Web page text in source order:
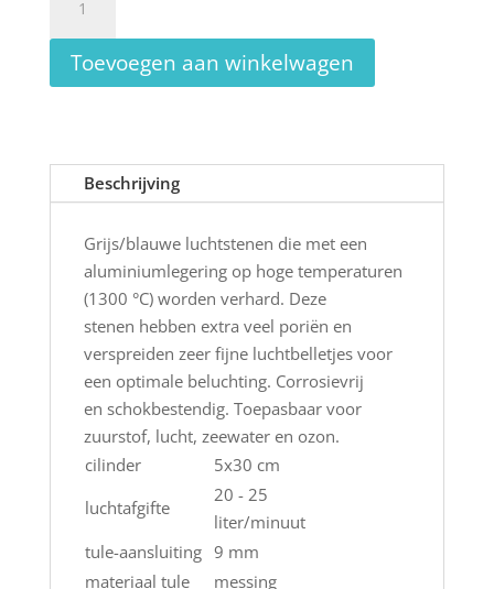
cilinder
5x30
Toevoegen aan winkelwagen
Beschrijving
Grijs/blauwe luchtstenen die met een
aluminiumlegering op hoge temperaturen
(1300 °C) worden verhard. Deze
stenen hebben extra veel poriën en
verspreiden zeer fijne luchtbelletjes voor
een optimale beluchting. Corrosievrij
en schokbestendig. Toepasbaar voor
zuurstof, lucht, zeewater en ozon.
cilinder
5x30 cm
luchtafgifte
20 - 25
liter/minuut
tule-aansluiting 9 mm
materiaal tule
messing